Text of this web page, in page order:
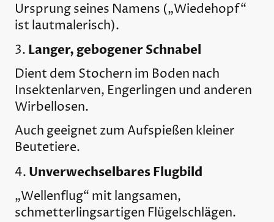
Ursprung seines Namens („Wiedehopf“
ist lautmalerisch).
3. Langer, gebogener Schnabel
Dient dem Stochern im Boden nach
Insektenlarven, Engerlingen und anderen
Wirbellosen.
Auch geeignet zum Aufspießen kleiner
Beutetiere.
4. Unverwechselbares Flugbild
„Wellenflug“ mit langsamen,
schmetterlingsartigen Flügelschlägen.